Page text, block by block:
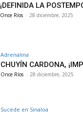
¡DEFINIDA LA
Once Ríos - 28 diciembre, 2025
Adrenalina
CHUYÍN CARDONA,
Once Ríos - 28 diciembre, 2025
Sucede en Sinaloa